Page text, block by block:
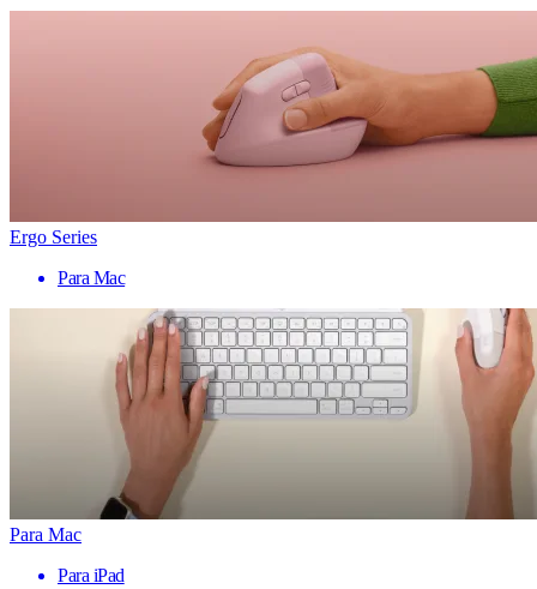
Ergo Series
Para Mac
Para Mac
Para iPad